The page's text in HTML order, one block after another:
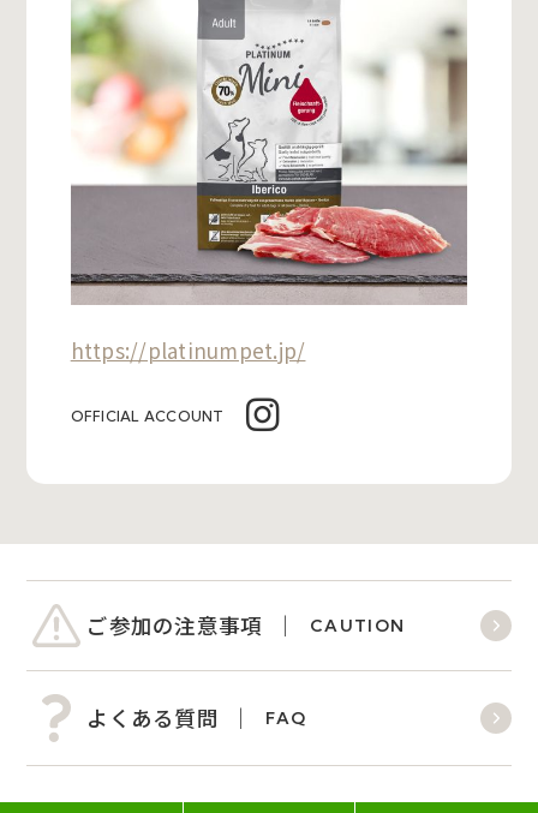
https://platinumpet.jp/
OFFICIAL ACCOUNT
ご参加の注意事項 CAUTION
よくある質問 FAQ